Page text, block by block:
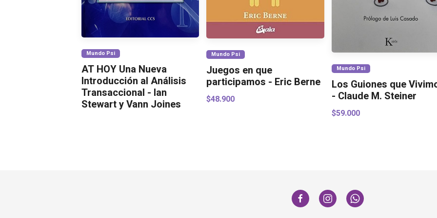
Mundo Psi
AT HOY Una Nueva
Introducción al Análisis
Transaccional - Ian
Stewart y Vann Joines
Mundo Psi
Juegos en que
participamos - Eric Berne
$48.900
Mundo Psi
Los Guiones que
- Claude M. Steiner
$59.000